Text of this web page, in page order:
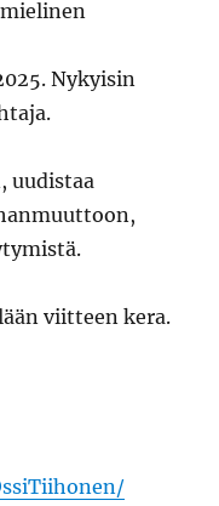
Nykyisin
uudistaa
viitteen kera.